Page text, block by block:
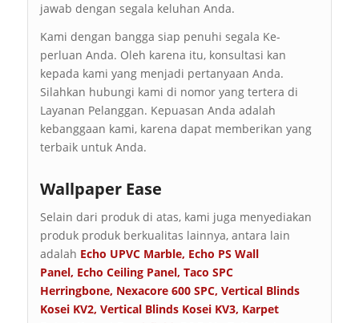
jawab dengan segala keluhan Anda.
Kami dengan bangga siap penuhi segala Ke-
perluan Anda. Oleh karena itu, konsultasi kan
kepada kami yang menjadi pertanyaan Anda.
Silahkan hubungi kami di nomor yang tertera di
Layanan Pelanggan. Kepuasan Anda adalah
kebanggaan kami, karena dapat memberikan yang
terbaik untuk Anda.
Wallpaper Ease
Selain dari produk di atas, kami juga menyediakan
produk produk berkualitas lainnya, antara lain
adalah Echo UPVC Marble, Echo PS Wall
Panel, Echo Ceiling Panel, Taco SPC
Herringbone, Nexacore 600 SPC, Vertical Blinds
Kosei KV2, Vertical Blinds Kosei KV3, Karpet